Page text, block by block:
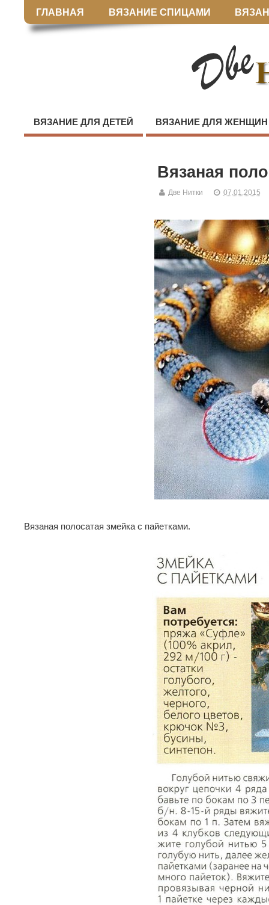
ГЛАВНАЯ ВЯЗАНИЕ СПИЦАМИ
ВЯЗАНИЕ ДЛЯ ДЕТЕЙ ВЯЗАНИЕ ДЛЯ ЖЕНЩИН
Вязаная
Две Нитки 07.01.2015
Вязаная полосатая змейка с пайетками.